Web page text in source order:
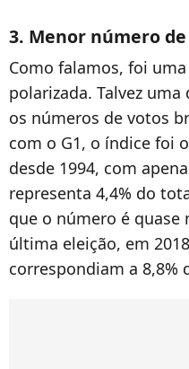
3. Menor número
Como falamos, foi
polarizada. Talvez
os números de votos
com o G1, o índice foi
desde 1994, com
representa 4,4% do
que o número é quase
última eleição, em
correspondiam a 8,8%